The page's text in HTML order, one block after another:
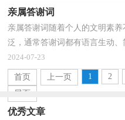
亲属答谢词
亲属答谢词随着个人的文明素
泛，通常答谢词都有语言生动
不得哦，以下是小编帮大家整理
2024-07-23
首页 上一页 1 2
尾页
优秀文章